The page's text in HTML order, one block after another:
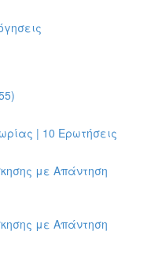
| 10 Ερωτήσεις
με Απάντηση
με Απάντηση